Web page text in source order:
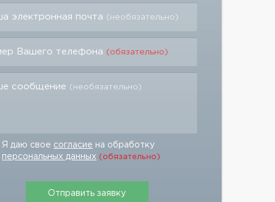
электронная почта (необязательно)
Вашего телефона (обязательно)
сообщение (необязательно)
Я даю свое согласие на обработку
персональных данных (обязательно)